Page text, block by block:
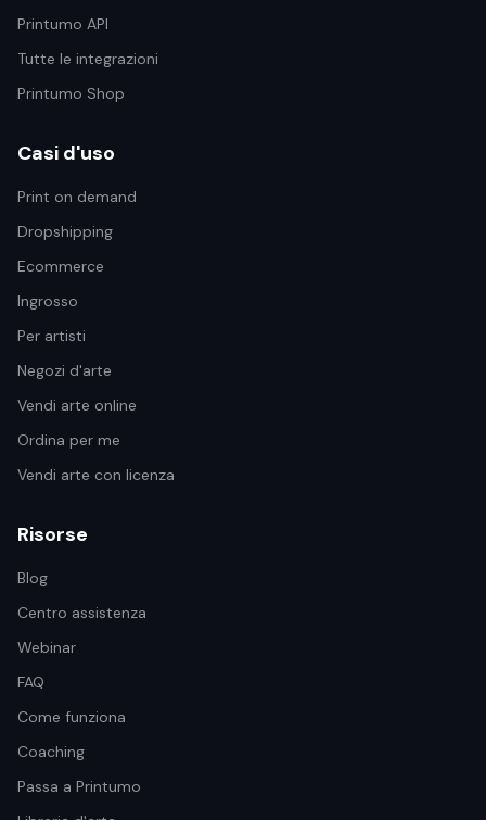
Printumo API
Tutte le integrazioni
Printumo Shop
Casi d'uso
Print on demand
Dropshipping
Ecommerce
Ingrosso
Per artisti
Negozi d'arte
Vendi arte online
Ordina per me
Vendi arte con licenza
Risorse
Blog
Centro assistenza
Webinar
FAQ
Come funziona
Coaching
Passa a Printumo